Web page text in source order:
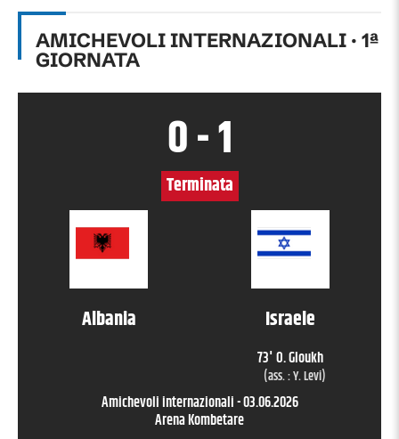
AMICHEVOLI INTERNAZIONALI · 1ª
GIORNATA
Albania Israele
73' O. Gloukh
(ass. :Y. Levi)
0-1
Terminata
Amichevoli internazionali-03.06.2026
Arena Kombetare